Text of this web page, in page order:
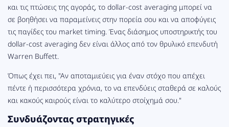
και τις πτώσεις της αγοράς, το dollar-cost averaging μπορεί να
σε βοηθήσει να παραμείνεις στην πορεία σου και να αποφύγεις
τις παγίδες του market timing. Ένας διάσημος υποστηρικτής του
dollar-cost averaging δεν είναι άλλος από τον θρυλικό επενδυτή
Warren Buffett.
Όπως έχει πει, "Αν αποταμιεύεις για έναν στόχο που απέχει
πέντε ή περισσότερα χρόνια, το να επενδύεις σταθερά σε καλούς
και κακούς καιρούς είναι το καλύτερο στοίχημά σου."
Συνδυάζοντας στρατηγικές